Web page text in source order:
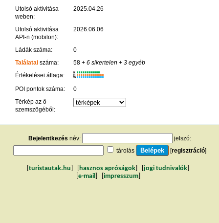
Utolsó aktivitása
weben:
2025.04.26
Utolsó aktivitása
API-n (mobilon):
2026.06.06
Ládák száma:
0
Találataiszáma: 58+ 6 sikertelen + 3 egyéb
Értékelései átlaga:
K
R
W
POI pontok száma:
0
Térkép az ő
szemszögéből:
Bejelentkezés név:
jelszó:
tárolás
[regisztráció]
turistautak.hu hasznos apróságok jogi tudnivalók
e-mail impresszum]